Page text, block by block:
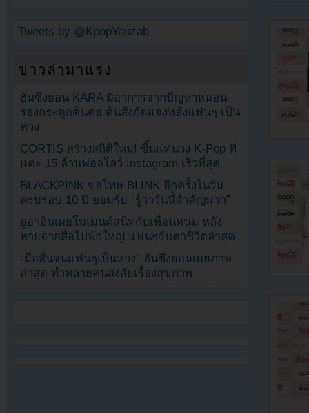
Tweets by @KpopYouzab
ข่าวล่ามาแรง
ฮันซึงยอน KARA มีอาการจากปัญหาหมอน
รองกระดูกต้นคอ ต้นสังกัดแจงหลังแฟนๆ เป็น
ห่วง
CORTIS สร้างสถิติใหม่! ขึ้นแท่นวง K-Pop ที่
แตะ 15 ล้านฟอลโลว์ Instagram เร็วที่สุด
BLACKPINK ขอโทษ BLINK อีกครั้งในวัน
ครบรอบ 10 ปี ยอมรับ “รู้ว่าวันนี้สำคัญมาก”
ยูอาอินเผยโมเมนต์สนิทกับเพื่อนหนุ่ม หลัง
หายจากสื่อไปพักใหญ่ แฟนๆจับตาชีวิตล่าสุด
“มือสั่นจนแฟนๆเป็นห่วง” ฮันซึงยอนเผยภาพ
ล่าสุด ทำหลายคนสงสัยเรื่องสุขภาพ